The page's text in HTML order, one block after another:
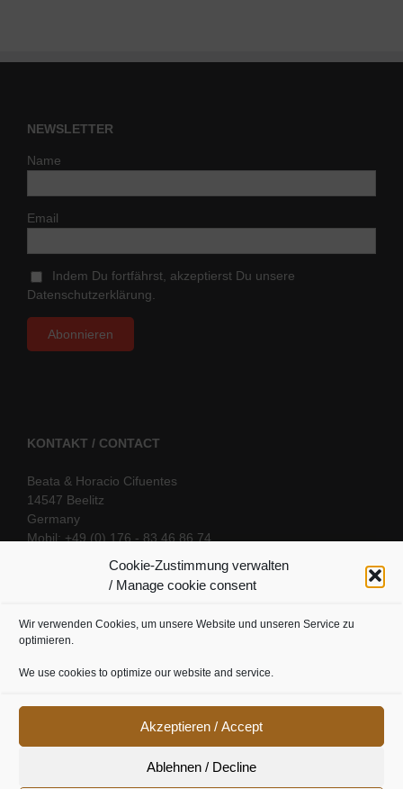
Cookie-Zustimmung verwalten
/ Manage cookie consent
Wir verwenden Cookies, um unsere Website und unseren Service zu
optimieren.
We use cookies to optimize our website and service.
Akzeptieren / Accept
Ablehnen / Decline
NEWSLETTER
Name
Email
Indem Du fortfährst, akzeptierst Du unsere
Datenschutzerklärung.
KONTAKT / CONTACT
Beata & Horacio Cifuentes
14547 Beelitz
Germany
Mobil: +49 (0) 176 - 83 46 86 74
SOCIAL LINKS